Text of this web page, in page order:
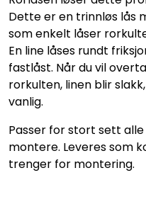
Dette er en trinnløs lås
som enkelt låser
En line låses rundt
fastlåst. Når du vil
rorkulten, linen blir
vanlig.
Passer for stort sett
montere. Leveres som
trenger for montering.